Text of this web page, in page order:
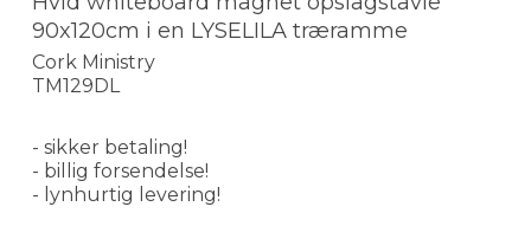
90x120cm i en LYSELILA træramme
Cork Ministry
TM129DL
- sikker betaling!
- billig forsendelse!
- lynhurtig levering!